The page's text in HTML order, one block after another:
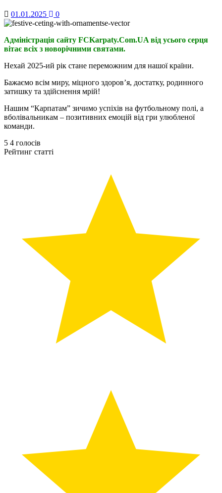
01.01.2025 0
Адміністрація сайту FCKarpaty.Com.UA від усього серця
вітає всіх з новорічними святами.
Нехай 2025-ий рік стане переможним для нашої країни.
Бажаємо всім миру, міцного здоров’я, достатку, родинного
затишку та здійснення мрій!
Нашим “Карпатам” зичимо успіхів на футбольному полі, а
вболівальникам – позитивних емоцій від гри улюбленої
команди.
5 4 голосів
Рейтинг статті